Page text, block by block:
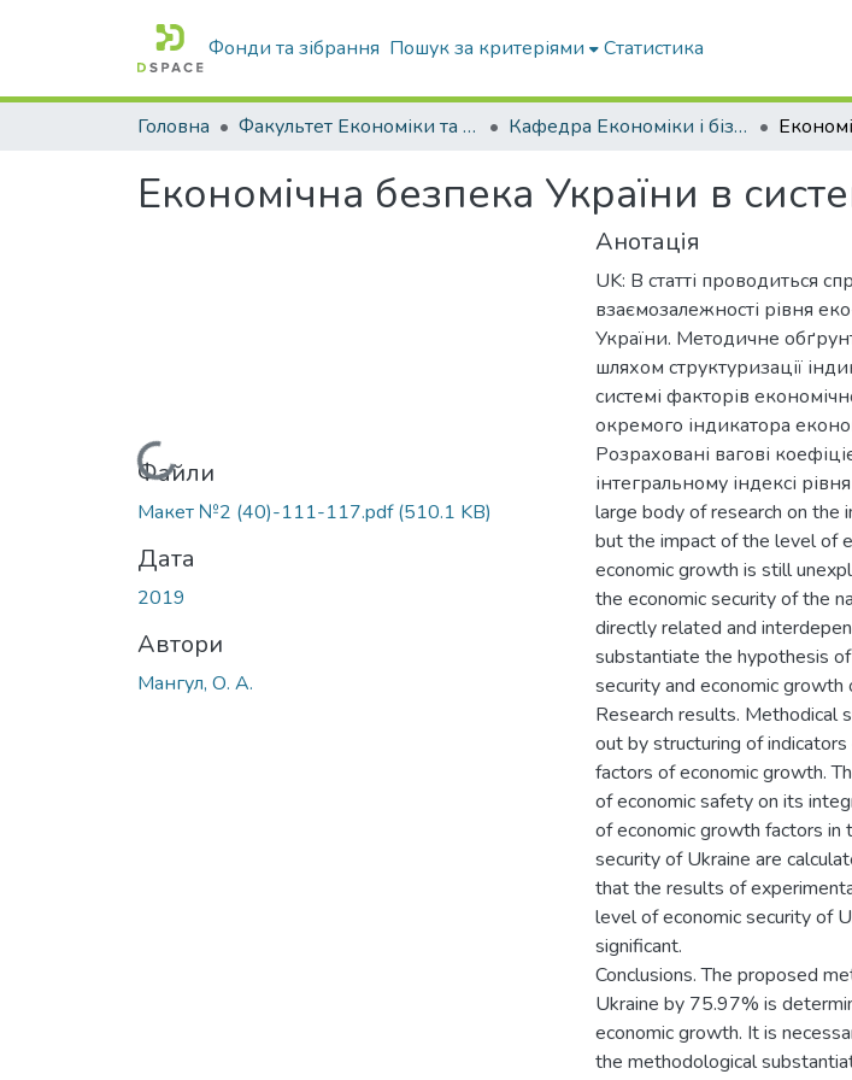
Фонди та зібрання Пошук за критеріями Статистика
Головна Факультет Економіки та бізнесу Кафедра Економіки і бізнесу
Економічна безпека України в
Вантажиться...
Файли
Макет №2 (40)-111-117.pdf(510.1 KB)
Дата
2019
Автори
Мангул, О. А.
Анотація
UK: В статті проводиться
взаємозалежності рівня
України. Методичне
шляхом структуризації
системі факторів
окремого індикатора
Розраховані вагові
інтегральному індексі
large body of research on the
but the impact of the level of
economic growth is still
the economic security of the
directly related and
substantiate the hypothesis
security and economic growth
Research results. Methodical
out by structuring of
factors of economic growth.
of economic safety on its
of economic growth factors
security of Ukraine are
that the results of
level of economic security of
significant.
Conclusions. The proposed
Ukraine by 75.97% is
economic growth. It is
the methodological